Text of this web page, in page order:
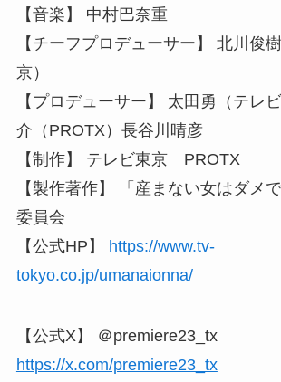
【音楽】 中村巴奈重
【チーフプロデューサー】 北川俊
京）
【プロデューサー】 太田勇（テレ
介（PROTX）長谷川晴彦
【制作】 テレビ東京 PROTX
【製作著作】 「産まない女はダメ
委員会
【公式HP】 https://www.tv-
tokyo.co.jp/umanaionna/
【公式X】 ＠premiere23_tx
https://x.com/premiere23_tx